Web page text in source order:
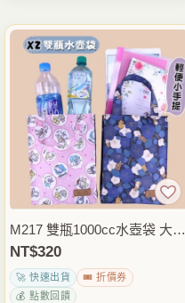
有
多
種
變
體。
可
以
在
產
頁
上
M217 雙瓶1000cc水壺袋 大容
量雙杯飲料袋 手提水壺提袋
保溫瓶袋 外出通勤隨身提袋
雨朵防水包
NT$320
🚀 快速出貨
🎟️ 折價券
💰 點數回饋